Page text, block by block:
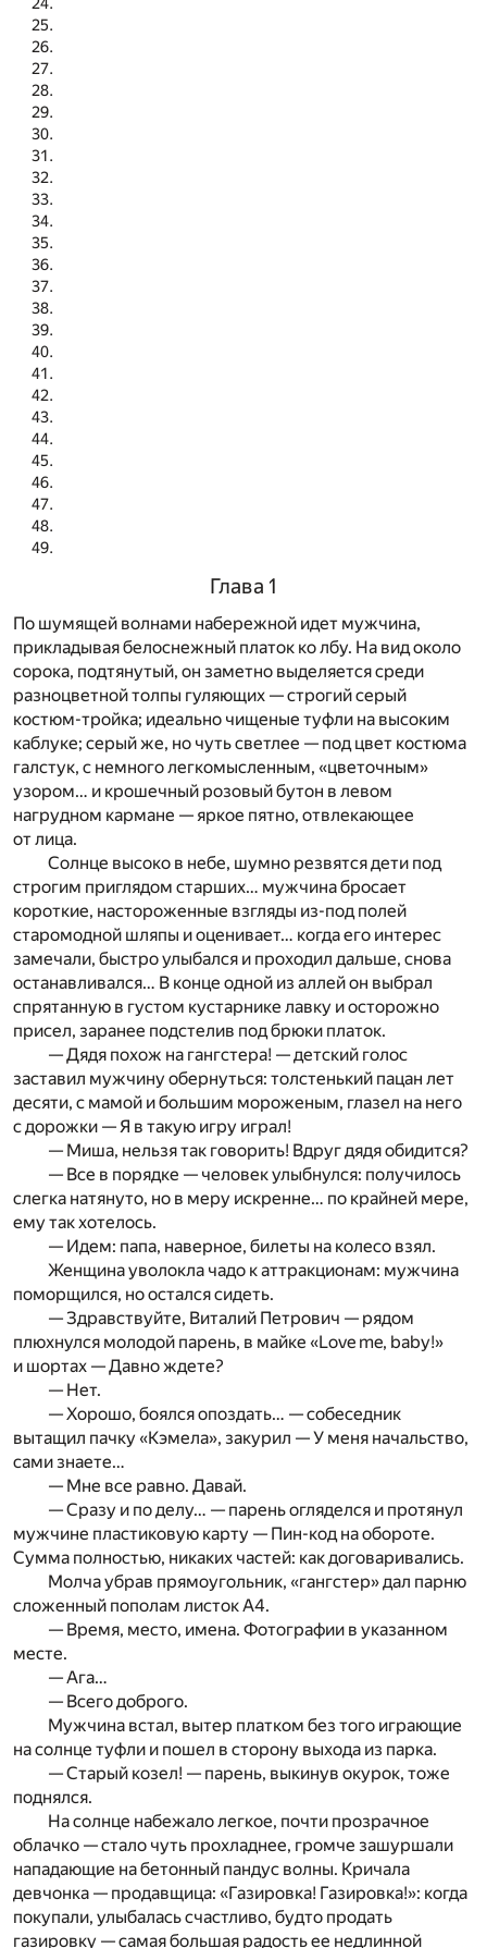
Глава 1
По шумящей волнами набережной идет мужчина,
прикладывая белоснежный платок ко лбу. На вид около
сорока, подтянутый, он заметно выделяется среди
разноцветной толпы гуляющих — строгий серый
костюм-тройка; идеально чищеные туфли на высоким
каблуке; серый же, но чуть светлее — под цвет костюма
галстук, с немного легкомысленным, «цветочным»
узором… и крошечный розовый бутон в левом
нагрудном кармане — яркое пятно, отвлекающее
от лица.
Солнце высоко в небе, шумно резвятся дети под
строгим приглядом старших… мужчина бросает
короткие, настороженные взгляды из-под полей
старомодной шляпы и оценивает… когда его интерес
замечали, быстро улыбался и проходил дальше, снова
останавливался… В конце одной из аллей он выбрал
спрятанную в густом кустарнике лавку и осторожно
присел, заранее подстелив под брюки платок.
— Дядя похож на гангстера! — детский голос
заставил мужчину обернуться: толстенький пацан лет
десяти, с мамой и большим мороженым, глазел на него
с дорожки — Я в такую игру играл!
— Миша, нельзя так говорить! Вдруг дядя обидится?
— Все в порядке — человек улыбнулся: получилось
слегка натянуто, но в меру искренне… по крайней мере,
ему так хотелось.
— Идем: папа, наверное, билеты на колесо взял.
Женщина уволокла чадо к аттракционам: мужчина
поморщился, но остался сидеть.
— Здравствуйте, Виталий Петрович — рядом
плюхнулся молодой парень, в майке «Love me, baby!»
и шортах — Давно ждете?
— Нет.
— Хорошо, боялся опоздать… — собеседник
вытащил пачку «Кэмела», закурил — У меня начальство,
сами знаете…
— Мне все равно. Давай.
— Сразу и по делу… — парень огляделся и протянул
мужчине пластиковую карту — Пин-код на обороте.
Сумма полностью, никаких частей: как договаривались.
Молча убрав прямоугольник, «гангстер» дал парню
сложенный пополам листок А4.
— Время, место, имена. Фотографии в указанном
месте.
— Ага…
— Всего доброго.
Мужчина встал, вытер платком без того играющие
на солнце туфли и пошел в сторону выхода из парка.
— Старый козел! — парень, выкинув окурок, тоже
поднялся.
На солнце набежало легкое, почти прозрачное
облачко — стало чуть прохладнее, громче зашуршали
нападающие на бетонный пандус волны. Кричала
девчонка — продавщица: «Газировка! Газировка!»: когда
покупали, улыбалась счастливо, будто продать
газировку — самая большая радость ее недлинной